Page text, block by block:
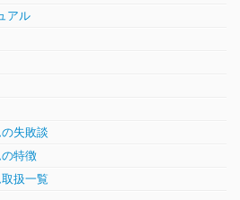
アル
失敗談
特徴
扱一覧